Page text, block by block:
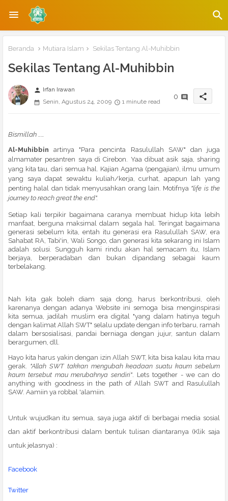
Beranda Mutiara Islam Sekilas Tentang Al-Muhibbin
Sekilas Tentang Al-Muhibbin
person Irfan Irawan
Senin, Agustus 24, 2009
1 minute read
0 share
Bismillah ……
Al-Muhibbin artinya "Para pencinta Rasulullah SAW" dan juga
almamater pesantren saya di Cirebon. Yaa dibuat asik saja, sharing
yang kita tau, dari semua hal. Kajian Agama (pengajian), ilmu umum
yang saya dapat sewaktu kuliah/kerja, curhat, apapun lah yang
penting halal dan tidak menyusahkan orang lain. Motifnya "life is the
journey to reach great the end".
Setiap kali terpikir bagaimana caranya membuat hidup kita lebih
manfaat, berguna maksimal dalam segala hal. Teringat bagaimana
generasi sebelum kita, entah itu generasi era Rasulullah SAW, era
Sahabat RA, Tabi'in, Wali Songo, dan generasi kita sekarang ini Islam
adalah solusi. Sungguh kami rindu akan hal semacam itu, Islam
berjaya, berperadaban dan bukan dipandang sebagai kaum
terbelakang.
Nah kita gak boleh diam saja dong, harus berkontribusi, oleh
karenanya dengan adanya Website ini semoga bisa menginspirasi
kita semua, jadilah muslim era digital "yang dalam hatinya teguh
dengan kalimat Allah SWT" selalu update dengan info terbaru, ramah
dalam bersosialisasi, pandai berniaga dengan jujur, santun dalam
berargumen, dll.
Hayo kita harus yakin dengan izin Allah SWT, kita bisa kalau kita mau
gerak. "Allah SWT takkan mengubah keadaan suatu kaum sebelum
kaum tersebut mau merubahnya sendiri". Lets together - we can do
anything with goodness in the path of Allah SWT and Rasulullah
SAW. Aamiin ya robbal 'alamiin.
Untuk wujudkan itu semua, saya juga aktif di berbagai media sosial
dan aktif berkontribusi dalam bentuk tulisan diantaranya (Klik saja
untuk jelasnya) :
Facebook
Twitter